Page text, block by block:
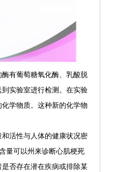
有葡萄糖氧化酶、乳酸脱
实验室进行检测。在实验
学物质。这种新的化学物
活性与人体的健康状况密
量可以州来诊断心肌梗死
否存在潜在疾病或排除某